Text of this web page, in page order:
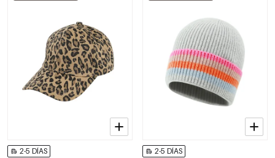
2-5 DÍAS 2-5 DÍAS